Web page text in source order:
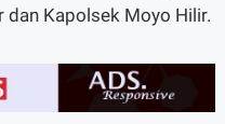
dan Kapolsek Moyo Hilir.